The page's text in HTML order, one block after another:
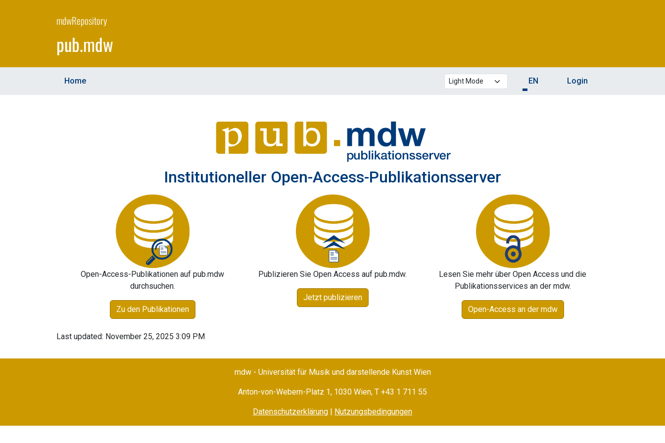
mdwRepository
pub.mdw
Home Theme mode EN Login
Institutioneller Open-Access-Publikationsserver
Open-Access-Publikationen auf pub.mdw
durchsuchen.
Zu den Publikationen
Publizieren Sie Open Access auf pub.mdw.
Jetzt publizieren
Lesen Sie mehr über Open Access und die
Publikationsservices an der mdw.
Open-Access an der mdw
Last updated: November 25, 2025 3:09 PM
mdw - Universität für Musik und darstellende Kunst Wien
Anton-von-Webern-Platz 1, 1030 Wien, T +43 1 711 55
Datenschutzerklärung Nutzungsbedingungen